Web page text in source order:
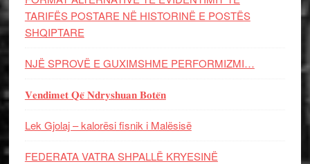
TARIFËS POSTARE NË HISTORINË E POSTËS
SHQIPTARE
NJË SPROVË E GUXIMSHME PERFORMIZMI…
𝐕𝐞𝐧𝐝𝐢𝐦𝐞𝐭 𝐐𝐞̈ 𝐍𝐝𝐫𝐲𝐬𝐡𝐮𝐚𝐧 𝐁𝐨𝐭𝐞̈𝐧
Lek Gjolaj – kalorësi fisnik i Malësisë
FEDERATA VATRA SHPALLË KRYESINË